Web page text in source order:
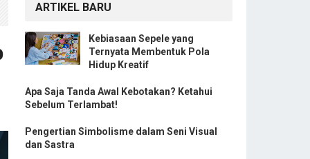
ARTIKEL BARU
Kebiasaan Sepele yang
Ternyata Membentuk Pola
Hidup Kreatif
Apa Saja Tanda Awal Kebotakan? Ketahui
Sebelum Terlambat!
Pengertian Simbolisme dalam Seni Visual
dan Sastra